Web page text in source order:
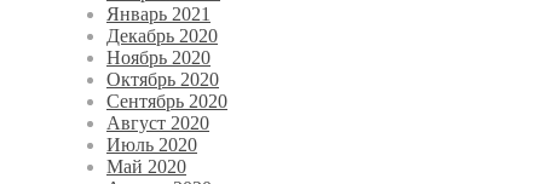
Январь 2021
Декабрь 2020
Ноябрь 2020
Октябрь 2020
Сентябрь 2020
Август 2020
Июль 2020
Май 2020